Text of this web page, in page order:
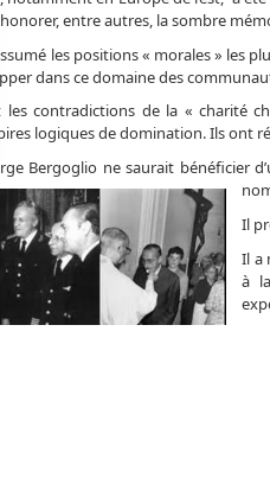
entre autres, la sombre
les positions « morales » les
dans ce domaine des
contradictions de la « charité
logiques de domination. Ils ont
Bergoglio ne saurait bénéficier
Il
Il a
à